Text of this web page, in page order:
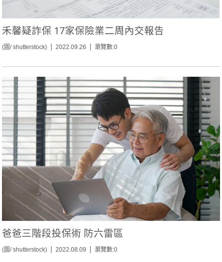
禾馨疑詐保 17家保險業二周內交報告
(圖/ shutterstock) 2022.09.26 瀏覽數:0
爸爸三階段投保術 防六雷區
(圖/ shutterstock) 2022.08.09 瀏覽數:0